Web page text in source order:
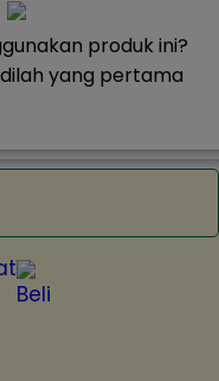
produk ini?
yang pertama